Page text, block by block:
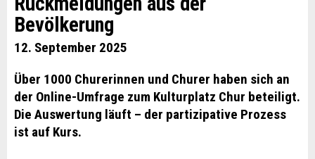
Bevölkerung
12. September 2025
Über 1000 Churerinnen und Churer haben sich an
der Online-Umfrage zum Kulturplatz Chur beteiligt.
Die Auswertung läuft – der partizipative Prozess
ist auf Kurs.